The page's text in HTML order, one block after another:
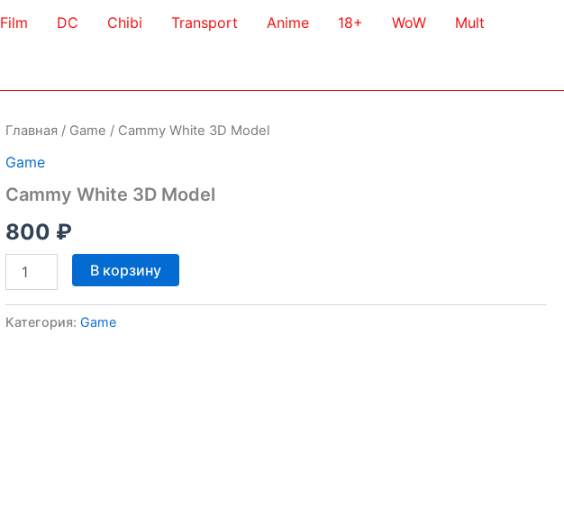
Film DC Chibi Transport Anime 18+ WoW Mult
Главная / Game / Cammy White 3D Model
Game
Cammy White 3D Model
800 ₽
Количество
товара
White
В корзину
Категория:Game